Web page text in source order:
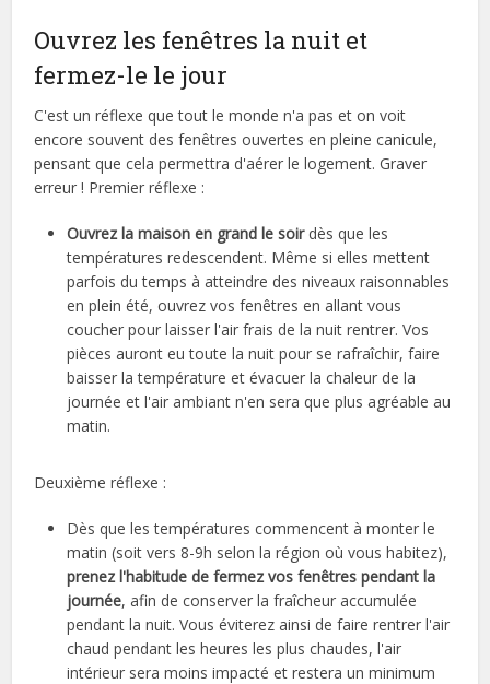
Ouvrez les fenêtres la nuit et
fermez-le le jour
C'est un réflexe que tout le monde n'a pas et on voit
encore souvent des fenêtres ouvertes en pleine canicule,
pensant que cela permettra d'aérer le logement. Graver
erreur ! Premier réflexe :
Ouvrez la maison en grand le soirdès que les
températures redescendent. Même si elles mettent
parfois du temps à atteindre des niveaux raisonnables
en plein été, ouvrez vos fenêtres en allant vous
coucher pour laisser l'air frais de la nuit rentrer. Vos
pièces auront eu toute la nuit pour se rafraîchir, faire
baisser la température et évacuer la chaleur de la
journée et l'air ambiant n'en sera que plus agréable au
matin.
Deuxième réflexe :
Dès que les températures commencent à monter le
matin (soit vers 8-9h selon la région où vous habitez),
prenez l'habitude de fermez vos fenêtres pendant la
journée, afin de conserver la fraîcheur accumulée
pendant la nuit. Vous éviterez ainsi de faire rentrer l'air
chaud pendant les heures les plus chaudes, l'air
intérieur sera moins impacté et restera un minimum